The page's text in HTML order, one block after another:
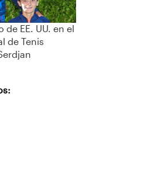
EE. UU. en el
de Tenis